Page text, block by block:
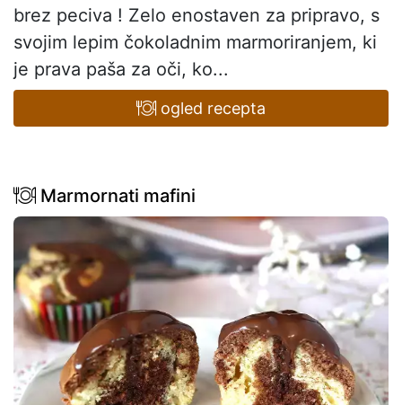
brez peciva ! Zelo enostaven za pripravo, s
svojim lepim čokoladnim marmoriranjem, ki
je prava paša za oči, ko...
ogled recepta
Marmornati mafini